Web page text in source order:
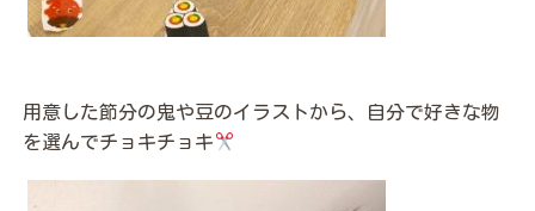
用意した節分の鬼や豆のイラストから、自分で好きな物
を選んでチョキチョキ